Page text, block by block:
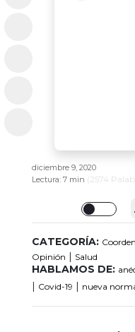
diciembre 9, 2020
Lectura: 7 min ( 2574
CATEGORÍA:
Opinión | Salud
HABLAMOS DE:
| Covid-19 | nueva